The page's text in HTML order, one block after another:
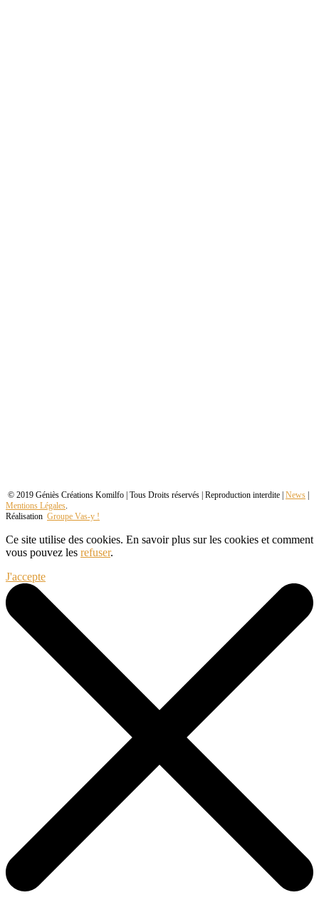
© 2019 Géniès Créations Komilfo | Tous Droits réservés | Reproduction interdite | News
Mentions Légales.
Réalisation Groupe Vas-y !
Ce site utilise des cookies. En savoir plus sur les cookies et comment
vous pouvez les refuser.
J'accepte